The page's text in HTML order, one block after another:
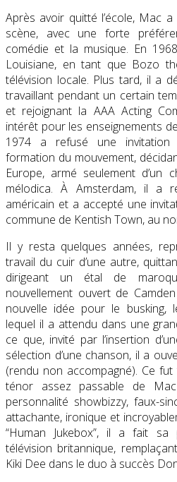
Après avoir quitté l’école, Mac
scène, avec une forte
comédie et la musique. En
Louisiane, en tant que Bozo
télévision locale. Plus tard, il a
travaillant pendant un certain
et rejoignant la AAA Acting
intérêt pour les enseignements
1974 a refusé une invitation
formation du mouvement,
Europe, armé seulement d’un
mélodica. À Amsterdam, il a
américain et a accepté une
commune de Kentish Town, au
Il y resta quelques années,
travail du cuir d’une autre,
dirigeant un étal de
nouvellement ouvert de
nouvelle idée pour le busking,
lequel il a attendu dans une
ce que, invité par l’insertion
sélection d’une chanson, il a
(rendu non accompagné). Ce
ténor assez passable de
personnalité showbizzy, faux-
attachante, ironique et
“Human Jukebox”, il a fait
télévision britannique,
Kiki Dee dans le duo à succès